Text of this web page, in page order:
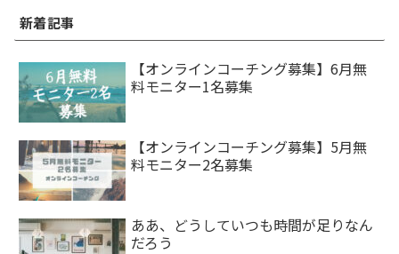
新着記事
【オンラインコーチング募集】6月無
料モニター1名募集
【オンラインコーチング募集】5月無
料モニター2名募集
ああ、どうしていつも時間が足りなん
だろう